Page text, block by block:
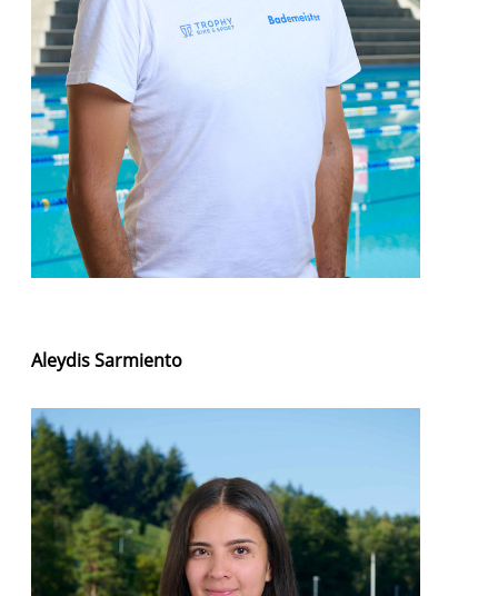
Aleydis Sarmiento